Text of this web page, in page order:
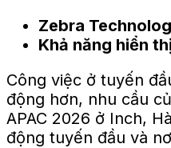
Zebra
Khả năng hiển
Công việc ở tuyến
động hơn, nhu cầu
APAC 2026 ở Inch,
động tuyến đầu và